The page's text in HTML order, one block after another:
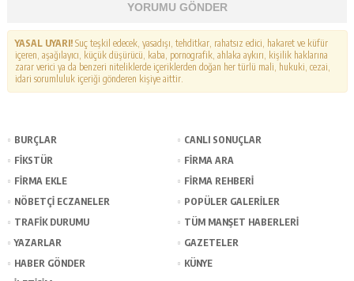
YORUMU GÖNDER
YASAL UYARI!Suç teşkil edecek, yasadışı, tehditkar, rahatsız edici, hakaret ve küfür
içeren, aşağılayıcı, küçük düşürücü, kaba, pornografik, ahlaka aykırı, kişilik haklarına
zarar verici ya da benzeri niteliklerde içeriklerden doğan her türlü mali, hukuki, cezai,
idari sorumluluk içeriği gönderen kişiye aittir.
BURÇLAR
CANLI SONUÇLAR
FİKSTÜR
FİRMA ARA
FİRMA EKLE
FİRMA REHBERİ
NÖBETÇİ ECZANELER
POPÜLER GALERİLER
TRAFİK DURUMU
TÜM MANŞET HABERLERİ
YAZARLAR
GAZETELER
HABER GÖNDER
KÜNYE